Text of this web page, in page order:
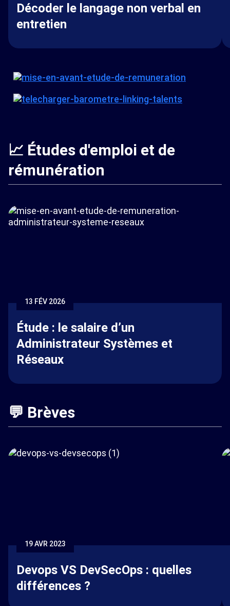
Décoder le langage non verbal en
entretien
📈 Études d'emploi et de
rémunération
Étude : le salaire d’un
Administrateur Systèmes et
Réseaux
13 FÉV 2026
💬 Brèves
Devops VS DevSecOps : quelles
différences ?
19 AVR 2023